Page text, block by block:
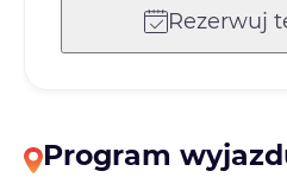
Rezerwuj
Program